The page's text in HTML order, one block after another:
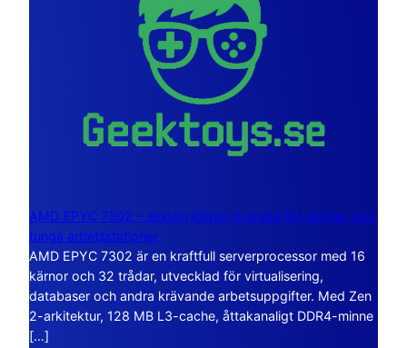
AMD EPYC 7302 – sexton kärnor byggda för servrar och
tunga arbetsstationer
AMD EPYC 7302 är en kraftfull serverprocessor med 16
kärnor och 32 trådar, utvecklad för virtualisering,
databaser och andra krävande arbetsuppgifter. Med Zen
2-arkitektur, 128 MB L3-cache, åttakanaligt DDR4-minne
[…]